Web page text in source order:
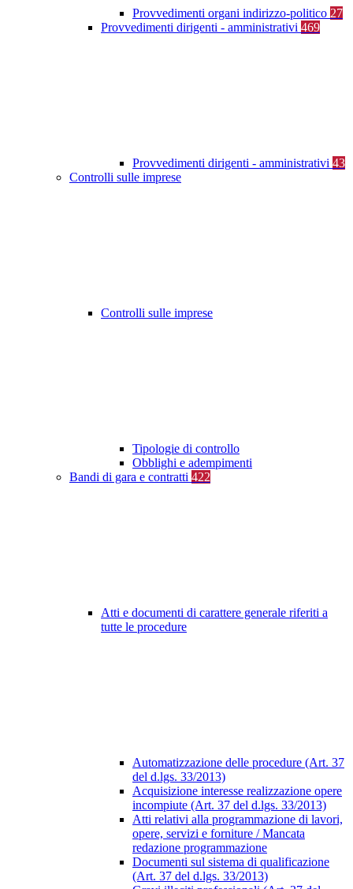
Provvedimenti organi indirizzo-politico 27
Provvedimenti dirigenti - amministrativi 469
Provvedimenti dirigenti - amministrativi 43
Controlli sulle imprese
Controlli sulle imprese
Tipologie di controllo
Obblighi e adempimenti
Bandi di gara e contratti 422
Atti e documenti di carattere generale riferiti a
tutte le procedure
Automatizzazione delle procedure (Art. 37
del d.lgs. 33/2013)
Acquisizione interesse realizzazione opere
incompiute (Art. 37 del d.lgs. 33/2013)
Atti relativi alla programmazione di lavori,
opere, servizi e forniture / Mancata
redazione programmazione
Documenti sul sistema di qualificazione
(Art. 37 del d.lgs. 33/2013)